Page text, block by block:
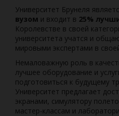
Университет Брунеля
вузом и входит в 25%
Королевстве в своей
университета учатся и
мировыми экспертами в
Немаловажную роль в
лучшее оборудование и
подготовиться к будущему
Университет предлагает
экранами, симулятору
мастер-классам и